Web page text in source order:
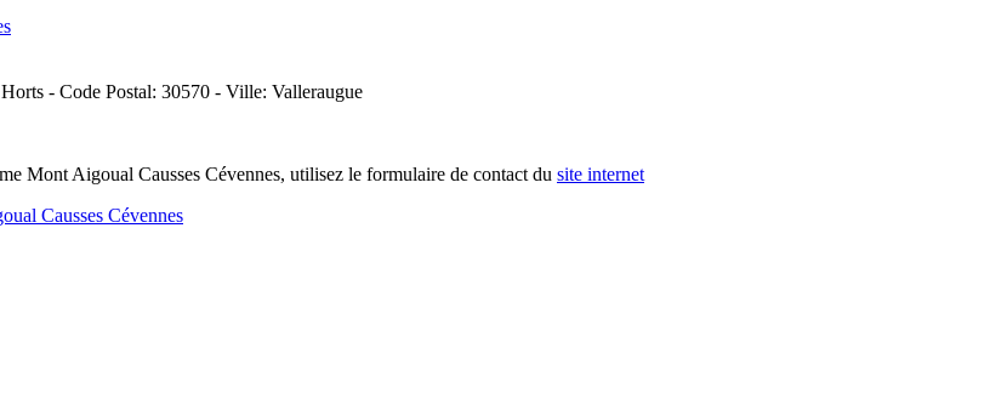
- Code Postal: 30570 - Ville: Valleraugue
Mont Aigoual Causses Cévennes, utilisez le formulaire de contact du site internet
Causses Cévennes